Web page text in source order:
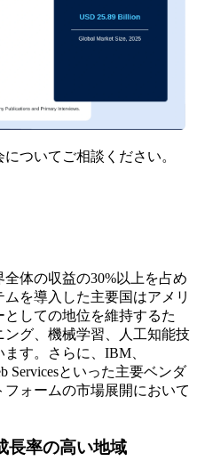
ついてご相談ください。
体の収益の30%以上を占め
を導入した主要国はアメリ
しての地位を維持するた
グ、機械学習、人工知能技
す。さらに、IBM、
Servicesといった主要ベンダ
ォームの市場展開において
長率の高い地域